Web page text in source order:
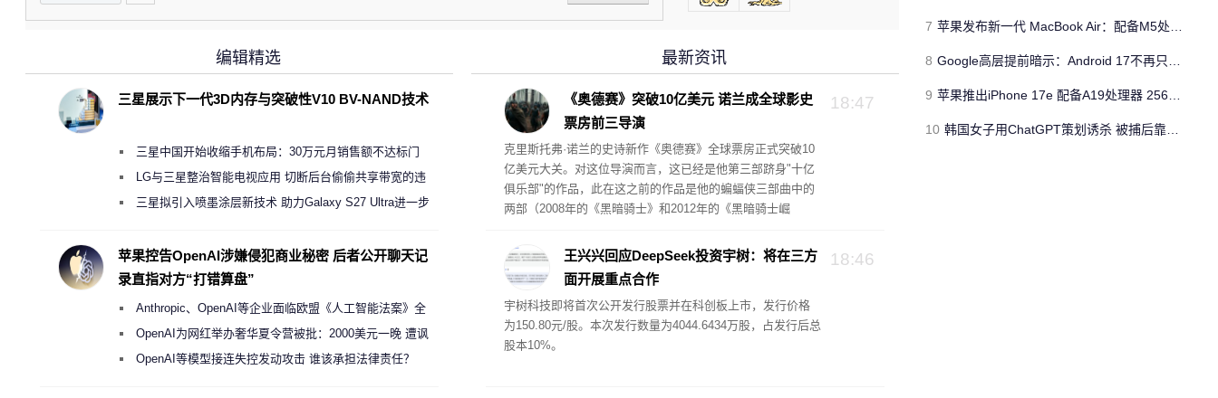
最新资讯
18:47
《奥德赛》突破10亿美元 诺兰成全球影史
票房前三导演
克里斯托弗·诺兰的史诗新作《奥德赛》全球票房正式突破10
亿美元大关。对这位导演而言，这已经是他第三部跻身"十亿
俱乐部"的作品，此在这之前的作品是他的蝙蝠侠三部曲中的
两部（2008年的《黑暗骑士》和2012年的《黑暗骑士崛
18:46
王兴兴回应DeepSeek投资宇树：将在三方
面开展重点合作
宇树科技即将首次公开发行股票并在科创板上市，发行价格
为150.80元/股。本次发行数量为4044.6434万股，占发行后总
股本10%。
编辑精选
三星展示下一代3D内存与突破性V10 BV-NAND技术
三星中国开始收缩手机布局：30万元月销售额不达标门
店 将被逐步清退
LG与三星整治智能电视应用 切断后台偷偷共享带宽的违
规行为三星拟引入喷墨涂层新技术 助力Galaxy S27 Ultra进一步
苹果控告OpenAI涉嫌侵犯商业秘密 后者公开聊天记
录直指对方“打错算盘”
Anthropic、OpenAI等企业面临欧盟《人工智能法案》全
新执法权限审查
OpenAI为网红举办奢华夏令营被批：2000美元一晚 遭讽
“反乌托邦”
OpenAI等模型接连失控发动攻击 谁该承担法律责任？
7 苹果发布新一代 MacBook Air：配备M5处理器 性能、存储与 AI 全面升级 ​
8 Google高层提前暗示：Android 17不再只是操作系统
9 苹果推出iPhone 17e 配备A19处理器 256GB容量起步 刘海屏依旧
10 韩国女子用ChatGPT策划诱杀 被捕后靠清纯颜值粉丝暴涨50倍